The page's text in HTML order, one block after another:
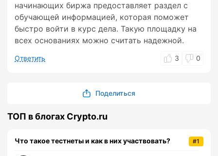
начинающих биржа предоставляет раздел с
обучающей информацией, которая поможет
быстро войти в курс дела. Такую площадку на
всех основаниях можно считать надежной.
Ответить 3 0
Поделиться
ТОП в блогах Crypto.ru
#1
Что такое тестнеты и как в них участвовать?